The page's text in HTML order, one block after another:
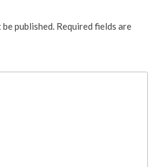
published. Required fields are